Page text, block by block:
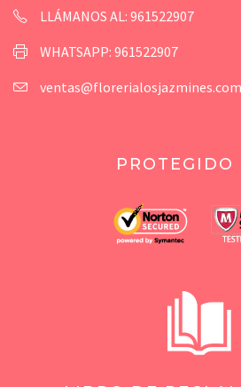
LLÁMANOS AL: 961522907
WHATSAPP: 961522907
ventas@florerialosjazmines.com
PROTEGIDO